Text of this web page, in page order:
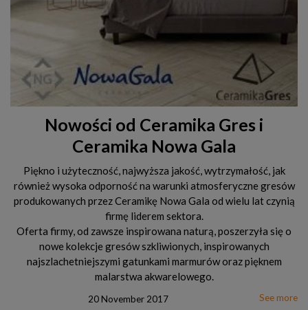
Nowości od Ceramika Gres i
Ceramika Nowa Gala
Piękno i użyteczność, najwyższa jakość, wytrzymałość, jak
również wysoka odporność na warunki atmosferyczne gresów
produkowanych przez Ceramikę Nowa Gala od wielu lat czynią
firmę liderem sektora.
Oferta firmy, od zawsze inspirowana naturą, poszerzyła się o
nowe kolekcje gresów szkliwionych, inspirowanych
najszlachetniejszymi gatunkami marmurów oraz pięknem
malarstwa akwarelowego.
20 November 2017 See more